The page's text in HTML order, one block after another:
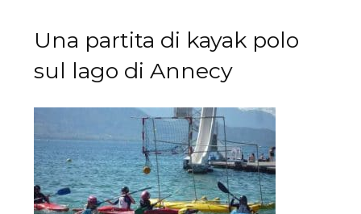
Una partita di kayak polo
sul lago di Annecy